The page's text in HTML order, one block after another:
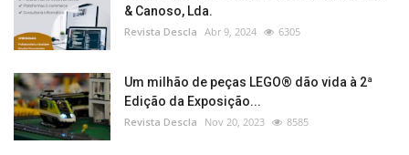
& Canoso, Lda.
Revista Descla Abr 9, 2024 6305
Um milhão de peças LEGO® dão vida à 2ª
Edição da Exposição...
Revista Descla Nov 20, 2023 8585